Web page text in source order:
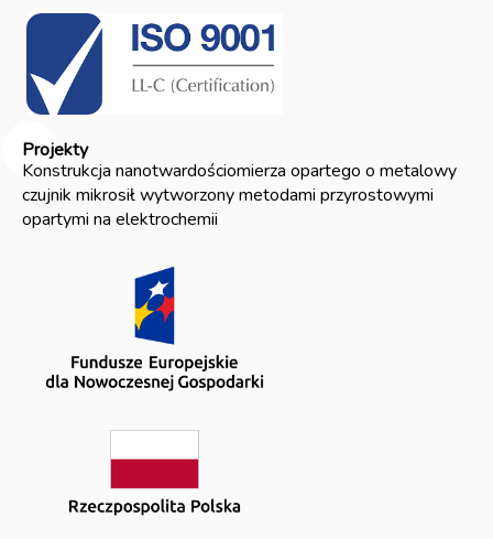
Projekty
Konstrukcja nanotwardościomierza opartego o metalowy
czujnik mikrosił wytworzony metodami przyrostowymi
opartymi na elektrochemii